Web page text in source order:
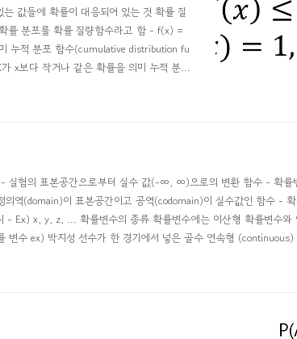
값들에 확률이 대응되어 있는 것 확률 질
률 분포를 확률 질량함수라고 함 - f(x) =
누적 분포 함수(cumulative distribution fu
x보다 작거나 같은 확률을 의미 누적 분포
(=평균) - 기댓값은 확률분포에서 분
실험의 표본공간으로부터 실수 값(-∞, ∞)으로의 변환 함수 - 확률
역(domain)이 표본공간이고 공역(codomain)이 실수값인 함수 -
Ex) x, y, z, ... 확률변수의 종류 확률변수에는 이산형 확률변수와
수 ex) 박지성 선수가 한 경기에서 넣은 골수 연속형 (continuous)